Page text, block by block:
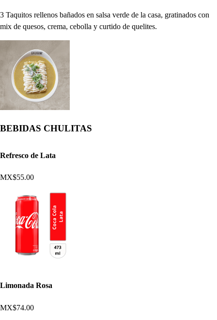
3 Taquitos rellenos bañados en salsa verde de la casa, gratinados con
mix de quesos, crema, cebolla y curtido de quelites.
BEBIDAS CHULITAS
Refresco de Lata
MX$55.00
Limonada Rosa
MX$74.00